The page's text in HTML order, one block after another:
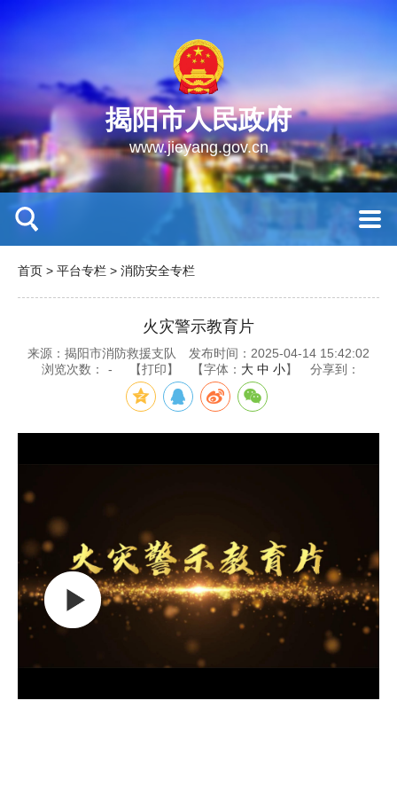
揭阳市人民政府
www.jieyang.gov.cn
首页 > 平台专栏 > 消防安全专栏
火灾警示教育片
来源：揭阳市消防救援支队
发布时间：2025-04-14 15:42:02
浏览次数：
- 【打印】 【字体： 大 中 小】 分享到：